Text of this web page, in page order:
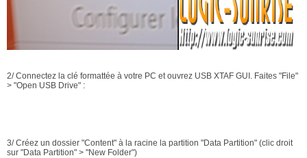
2/ Connectez la clé formattée à votre PC et ouvrez USB XTAF GUI. Faites "File"
> "Open USB Drive" :
3/ Créez un dossier "Content" à la racine la partition "Data Partition" (clic droit
sur "Data Partition" > "New Folder")